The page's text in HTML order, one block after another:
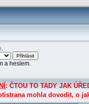
a heslem.
: ČTOU TO TADY JAK
mohla dovodit, o